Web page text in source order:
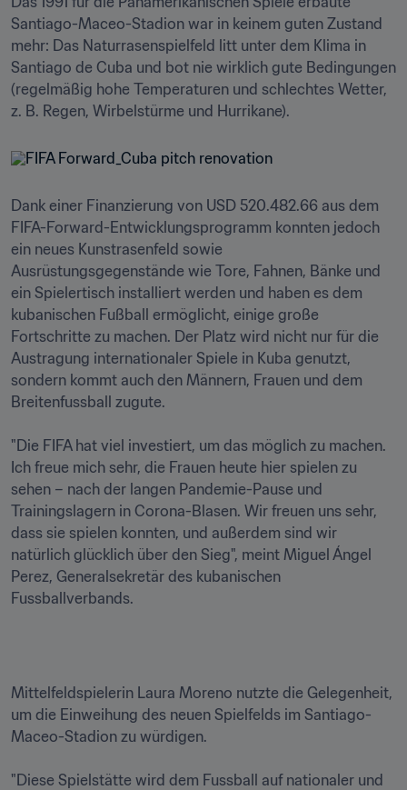
Santiago-Maceo-Stadion war in keinem guten Zustand
mehr: Das Naturrasenspielfeld litt unter dem Klima in
Santiago de Cuba und bot nie wirklich gute Bedingungen
(regelmäßig hohe Temperaturen und schlechtes Wetter,
z. B. Regen, Wirbelstürme und Hurrikane).
Dank einer Finanzierung von USD 520.482.66 aus dem
FIFA-Forward-Entwicklungsprogramm konnten jedoch
ein neues Kunstrasenfeld sowie
Ausrüstungsgegenstände wie Tore, Fahnen, Bänke und
ein Spielertisch installiert werden und haben es dem
kubanischen Fußball ermöglicht, einige große
Fortschritte zu machen. Der Platz wird nicht nur für die
Austragung internationaler Spiele in Kuba genutzt,
sondern kommt auch den Männern, Frauen und dem
Breitenfussball zugute.
"Die FIFA hat viel investiert, um das möglich zu machen.
Ich freue mich sehr, die Frauen heute hier spielen zu
sehen – nach der langen Pandemie-Pause und
Trainingslagern in Corona-Blasen. Wir freuen uns sehr,
dass sie spielen konnten, und außerdem sind wir
natürlich glücklich über den Sieg", meint Miguel Ángel
Perez, Generalsekretär des kubanischen
Fussballverbands.
Mittelfeldspielerin Laura Moreno nutzte die Gelegenheit,
um die Einweihung des neuen Spielfelds im Santiago-
Maceo-Stadion zu würdigen.
"Diese Spielstätte wird dem Fussball auf nationaler und